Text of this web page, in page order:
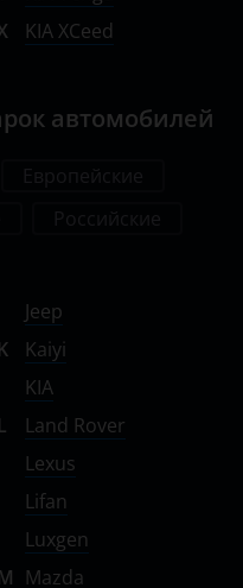
KIA XCeed
автомобилей
Jeep
K
Kaiyi
KIA
L
Land Rover
Lexus
Lifan
Luxgen
M Mazda